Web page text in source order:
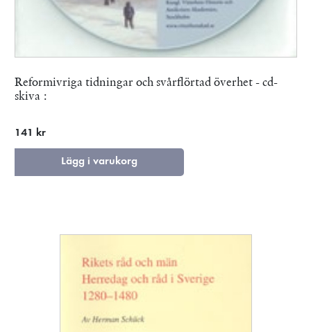
Reformivriga tidningar och svårflörtad överhet - cd-
skiva :
141 kr
Lägg i varukorg